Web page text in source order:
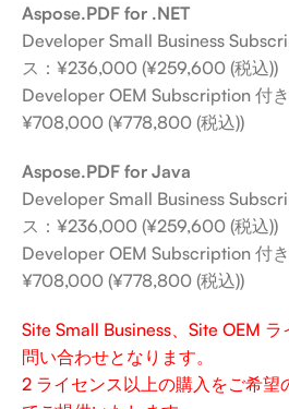
Aspose.PDF for .NET
Developer Small Business
ス：¥236,000 (¥259,600 (税込))
Developer OEM Subscription 付
¥708,000 (¥778,800 (税込))
Aspose.PDF for Java
Developer Small Business
ス：¥236,000 (¥259,600 (税込))
Developer OEM Subscription 付
¥708,000 (¥778,800 (税込))
Site Small Business、Site OEM
問い合わせとなります。
2 ライセンス以上の購入をご希望